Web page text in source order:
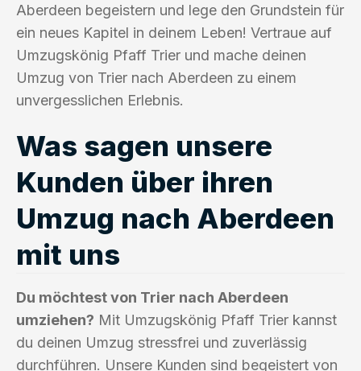
Aberdeen begeistern und lege den Grundstein für
ein neues Kapitel in deinem Leben! Vertraue auf
Umzugskönig Pfaff Trier und mache deinen
Umzug von Trier nach Aberdeen zu einem
unvergesslichen Erlebnis.
Was sagen unsere
Kunden über ihren
Umzug nach Aberdeen
mit uns
Du möchtest von Trier nach Aberdeen
umziehen? Mit Umzugskönig Pfaff Trier kannst
du deinen Umzug stressfrei und zuverlässig
durchführen. Unsere Kunden sind begeistert von